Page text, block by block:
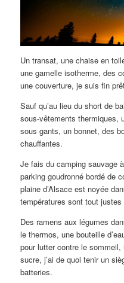
Un transat, une chaise en
une gamelle isotherme, des
une couverture, je suis fin
Sauf qu’au lieu du short de
sous-vêtements thermiques,
sous gants, un bonnet, des
chauffantes.
Je fais du camping sauvage
parking goudronné bordé de
plaine d’Alsace est noyée
températures sont tout
Des ramens aux légumes
le thermos, une bouteille
pour lutter contre le
sucre, j’ai de quoi tenir un
batteries.